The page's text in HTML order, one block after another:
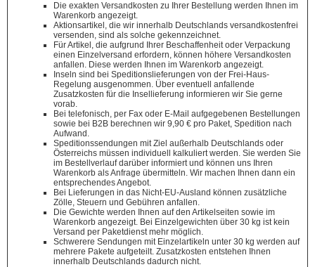
Die exakten Versandkosten zu Ihrer Bestellung werden Ihnen im
Warenkorb angezeigt.
Aktionsartikel, die wir innerhalb Deutschlands versandkostenfrei
versenden, sind als solche gekennzeichnet.
Für Artikel, die aufgrund Ihrer Beschaffenheit oder Verpackung
einen Einzelversand erfordern, können höhere Versandkosten
anfallen. Diese werden Ihnen im Warenkorb angezeigt.
Inseln sind bei Speditionslieferungen von der Frei-Haus-
Regelung ausgenommen. Über eventuell anfallende
Zusatzkosten für die Insellieferung informieren wir Sie gerne
vorab.
Bei telefonisch, per Fax oder E-Mail aufgegebenen Bestellungen
sowie bei B2B berechnen wir 9,90 € pro Paket, Spedition nach
Aufwand.
Speditionssendungen mit Ziel außerhalb Deutschlands oder
Österreichs müssen individuell kalkuliert werden. Sie werden Sie
im Bestellverlauf darüber informiert und können uns Ihren
Warenkorb als Anfrage übermitteln. Wir machen Ihnen dann ein
entsprechendes Angebot.
Bei Lieferungen in das Nicht-EU-Ausland können zusätzliche
Zölle, Steuern und Gebühren anfallen.
Die Gewichte werden Ihnen auf den Artikelseiten sowie im
Warenkorb angezeigt. Bei Einzelgewichten über 30 kg ist kein
Versand per Paketdienst mehr möglich.
Schwerere Sendungen mit Einzelartikeln unter 30 kg werden auf
mehrere Pakete aufgeteilt. Zusatzkosten entstehen Ihnen
innerhalb Deutschlands dadurch nicht.